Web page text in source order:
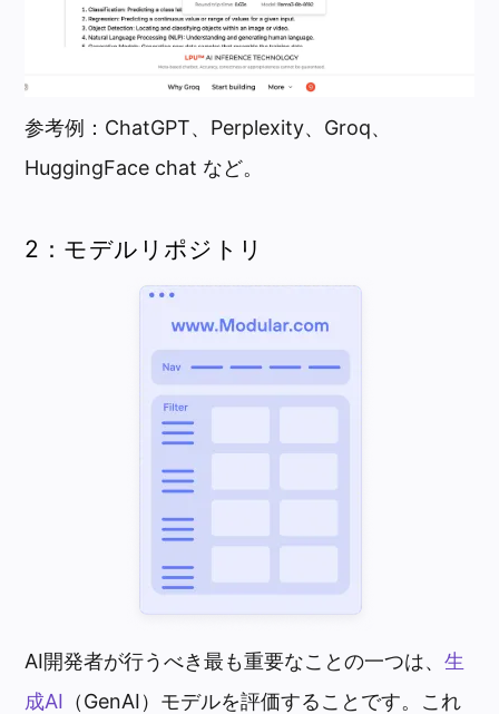
参考例：ChatGPT、Perplexity、Groq、
HuggingFace chat など。
2：モデルリポジトリ
AI開発者が行うべき最も重要なことの一つは、生
成AI （GenAI）モデルを評価することです。これ